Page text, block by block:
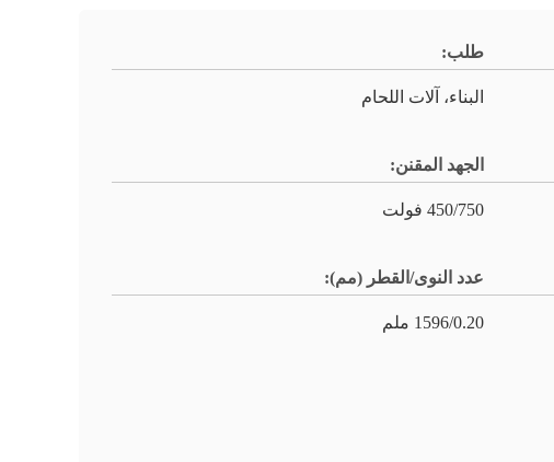
طلب:
البناء، آلات اللحام
الجهد المقنن:
450/750 فولت
عدد النوى/القطر (مم):
1596/0.20 ملم